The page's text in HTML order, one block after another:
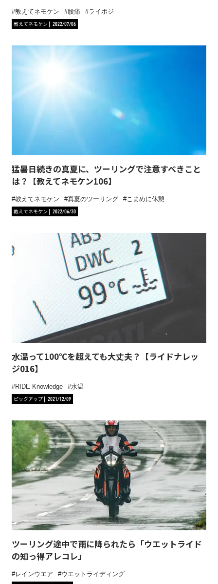
教えてネモケン 腰痛
ライポジ
教えてネモケン
2022/07/06
猛暑日続きの真夏に、ツーリングで注意すべきこと
は？【教えてネモケン106】
教えてネモケン 真夏のツーリング
こまめに休憩
教えてネモケン
2022/06/30
水温って100℃を超えても大丈夫？【ライドナレッ
ジ016】
RIDE Knowledge
水温
ピックアップ
2021/12/09
ツーリング途中で雨に降られたら「ウエットライド
の知っ得アレコレ」
レインウエア
ウエットライディング